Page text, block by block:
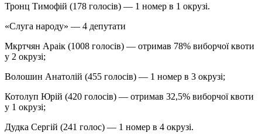
Тронц Тимофій (178 голосів) — 1 номер в 1 окрузі.
«Слуга народу» — 4 депутати
Мкртчян Араік (1008 голосів) — отримав 78% виборчої квоти
у 2 окрузі;
Волошин Анатолій (455 голосів) — 1 номер в 3 окрузі;
Котолуп Юрій (420 голосів) — отримав 32,5% виборчої квоти
у 1 окрузі;
Дудка Сергій (241 голос) — 1 номер в 4 окрузі.